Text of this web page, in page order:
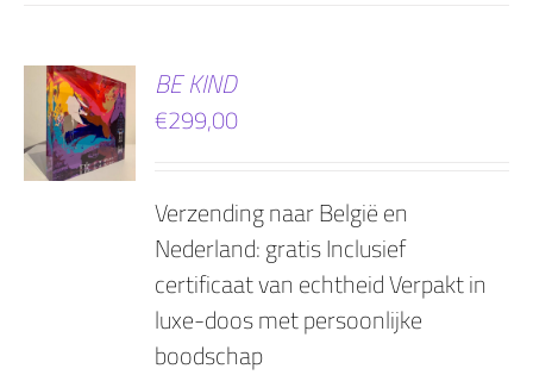
BE KIND
€299,00
Verzending naar België en
Nederland: gratis Inclusief
certificaat van echtheid Verpakt in
luxe-doos met persoonlijke
boodschap